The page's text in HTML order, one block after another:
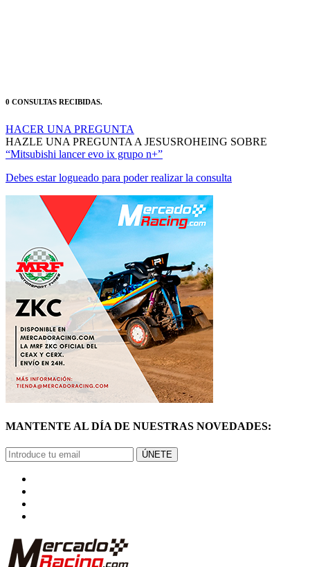
HAZLE UNA PREGUNTA A JESUSROHEING SOBRE
“Mitsubishi lancer evo ix grupo n+”
Debes estar logueado para poder realizar la consulta